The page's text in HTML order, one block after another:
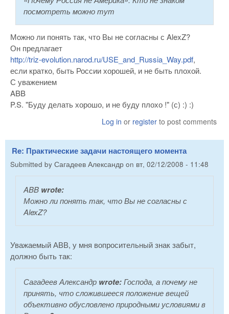
посмотреть можно тут
Можно ли понять так, что Вы не согласны с AlexZ?
Он предлагает
http://triz-evolution.narod.ru/USE_and_Russia_Way.pdf,
если кратко, быть России хорошей, и не быть плохой.
С уважением
ABB
P.S. "Буду делать хорошо, и не буду плохо !" (с) :) :)
Log in or register to post comments
Re: Практические задачи настоящего момента
Submitted by Сагадеев Александр on вт, 02/12/2008 - 11:48
ABB wrote:
Можно ли понять так, что Вы не согласны с
AlexZ?
Уважаемый АВВ, у мня вопросительный знак забыт,
должно быть так:
Сагадеев Александр wrote:Господа, а почему не
принять, что сложившееся положение вещей
объективно обусловлено природными условиями в